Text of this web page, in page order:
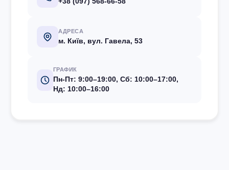
АДРЕСА
м. Київ, вул. Гавела, 53
ГРАФИК
Пн-Пт: 9:00–19:00, Сб: 10:00–17:00,
Нд: 10:00–16:00